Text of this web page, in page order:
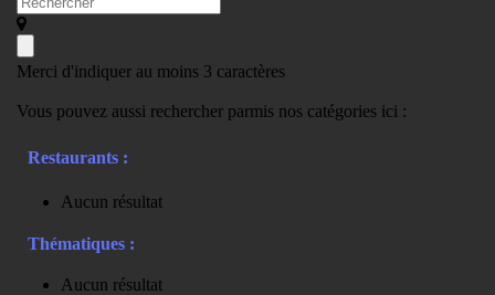
Merci d'indiquer au moins 3 caractères
Vous pouvez aussi rechercher parmis nos catégories ici :
Restaurants :
Aucun résultat
Thématiques :
Aucun résultat